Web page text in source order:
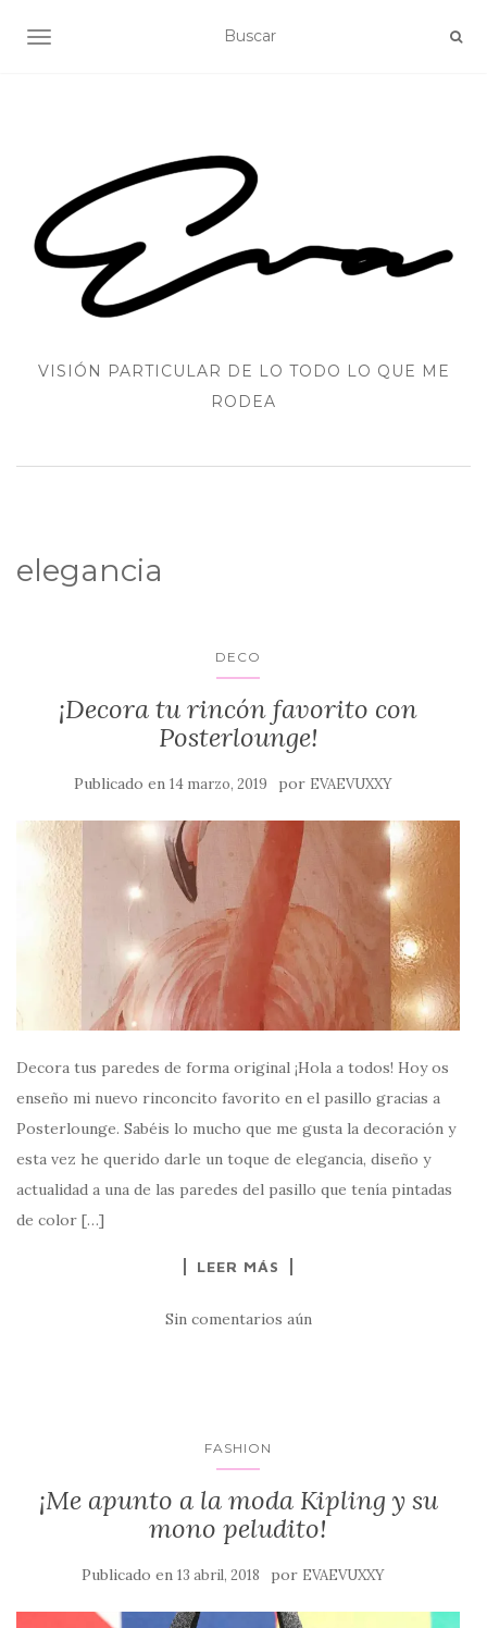
ALTERNAR NAVEGACIÓN
VISIÓN PARTICULAR DE LO TODO LO QUE ME
RODEA
elegancia
DECO
¡Decora tu rincón favorito con
Posterlounge!
Publicado en 14 marzo, 2019 por EVAEVUXXY
Decora tus paredes de forma original ¡Hola a todos! Hoy os
enseño mi nuevo rinconcito favorito en el pasillo gracias a
Posterlounge. Sabéis lo mucho que me gusta la decoración y
esta vez he querido darle un toque de elegancia, diseño y
actualidad a una de las paredes del pasillo que tenía pintadas
de color […]
LEER MÁS
Sin comentarios aún
FASHION
¡Me apunto a la moda Kipling y su
mono peludito!
Publicado en 13 abril, 2018 por EVAEVUXXY